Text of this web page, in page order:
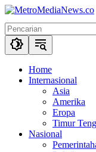
Langsung
konten
Home
Internasional
Asia
Amerika
Eropa
Timur
Nasional